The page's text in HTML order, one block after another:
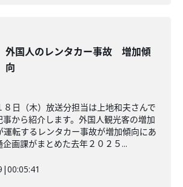
外国人のレンタカー事故 増加傾
向
８日（木）放送分担当は上地和夫さんで
事から紹介します。外国人観光客の増加
運転するレンタカー事故が増加傾向にあ
企画課がまとめた去年２０２５...
|00:05:41